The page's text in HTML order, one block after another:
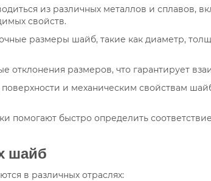
из различных металлов и сплавов,
свойств.
размеры шайб, такие как диаметр,
отклонения размеров, что гарантирует
поверхности и механическим свойствам
помогают быстро определить
шайб
в различных отраслях: